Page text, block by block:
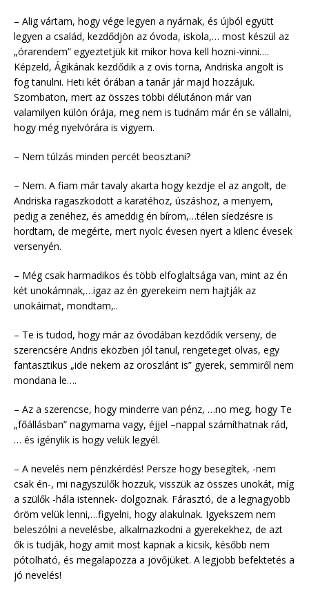
– Alig vártam, hogy vége legyen a nyárnak, és újból együtt
legyen a család, kezdődjön az óvoda, iskola,… most készül az
„órarendem” egyeztetjük kit mikor hova kell hozni-vinni….
Képzeld, Ágikának kezdődik a z ovis torna, Andriska angolt is
fog tanulni. Heti két órában a tanár jár majd hozzájuk.
Szombaton, mert az összes többi délutánon már van
valamilyen külön órája, meg nem is tudnám már én se vállalni,
hogy még nyelvórára is vigyem.
– Nem túlzás minden percét beosztani?
– Nem. A fiam már tavaly akarta hogy kezdje el az angolt, de
Andriska ragaszkodott a karatéhoz, úszáshoz, a menyem,
pedig a zenéhez, és ameddig én bírom,…télen síedzésre is
hordtam, de megérte, mert nyolc évesen nyert a kilenc évesek
versenyén.
– Még csak harmadikos és több elfoglaltsága van, mint az én
két unokámnak,…igaz az én gyerekeim nem hajtják az
unokáimat, mondtam,..
– Te is tudod, hogy már az óvodában kezdődik verseny, de
szerencsére Andris eközben jól tanul, rengeteget olvas, egy
fantasztikus „ide nekem az oroszlánt is” gyerek, semmiről nem
mondana le….
– Az a szerencse, hogy minderre van pénz, …no meg, hogy Te
„főállásban” nagymama vagy, éjjel –nappal számíthatnak rád,
… és igénylik is hogy velük legyél.
– A nevelés nem pénzkérdés! Persze hogy besegítek, -nem
csak én-, mi nagyszülők hozzuk, visszük az összes unokát, míg
a szülők -hála istennek- dolgoznak. Fárasztó, de a legnagyobb
öröm velük lenni,…figyelni, hogy alakulnak. Igyekszem nem
beleszólni a nevelésbe, alkalmazkodni a gyerekekhez, de azt
ők is tudják, hogy amit most kapnak a kicsik, később nem
pótolható, és megalapozza a jövőjüket. A legjobb befektetés a
jó nevelés!